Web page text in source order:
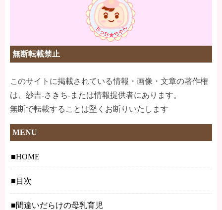
無断転載禁止
このサイトに掲載されている情報・画像・文章の著作権
は、紗吉-さきち-または情報提供者にあります。
無断で転載することは堅くお断りいたします
MENU
HOME
目次
間違いだらけの母乳育児